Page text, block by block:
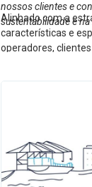
nossos clientes e
sustentabilidade e
Alinhado com a
características e
operadores,